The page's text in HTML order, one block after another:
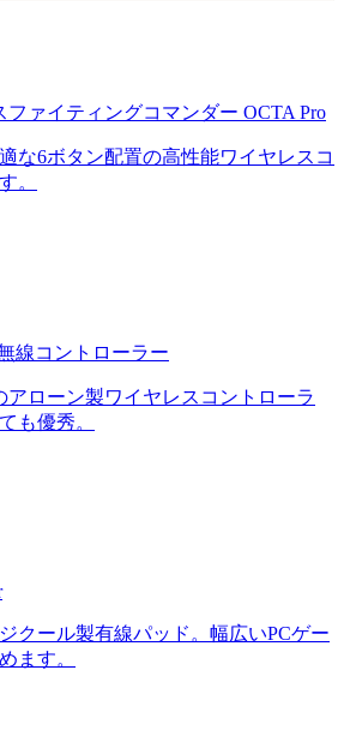
ファイティングコマンダー OCTA Pro
な6ボタン配置の高性能ワイヤレスコ
。
線コントローラー
アローン製ワイヤレスコントローラ
も優秀。
クール製有線パッド。幅広いPCゲー
ます。